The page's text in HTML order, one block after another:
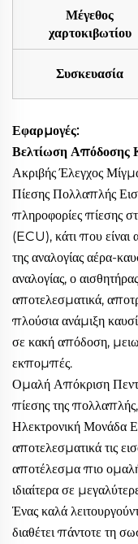
Μέγεθος
χαρτοκιβωτίου
Συσκευασία
Εφαρμογές:
Βελτίωση Απόδοσης
Ακριβής Έλεγχος
Πίεσης Πολλαπλής
πληροφορίες πίεσης
(ECU), κάτι που είναι
της αναλογίας αέρα-
αναλογίας, ο
αποτελεσματικά,
πλούσια ανάμιξη
σε κακή απόδοση,
εκπομπές.
Ομαλή Απόκριση
πίεσης της
Ηλεκτρονική Μονάδα
αποτελεσματικά τις
αποτέλεσμα πιο
ιδιαίτερα σε
Ένας καλά
διαθέτει πάντοτε τη